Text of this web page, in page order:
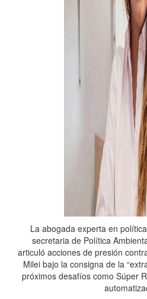
La abogada experta en
secretaria de Política
articuló acciones de presión
Milei bajo la consigna de la
próximos desafíos como Súper